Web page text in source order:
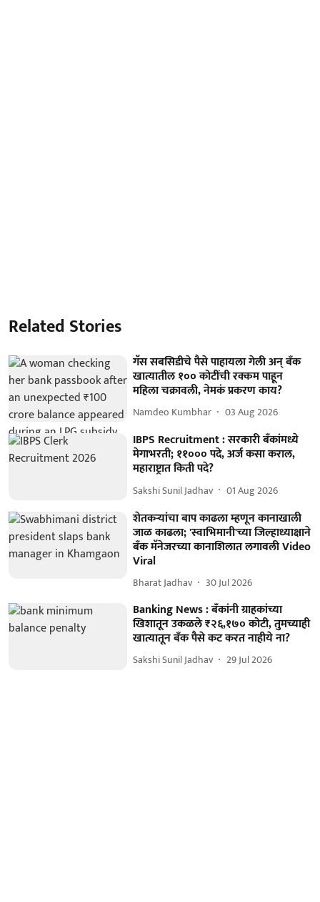
Related Stories
गॅस सबसिडीचे पैसे पाहायला गेली अन् बँक
खात्यातील १०० कोटींची रक्कम पाहून
महिला चक्रावली, नेमकं प्रकरण काय?
Namdeo Kumbhar 03 Aug 2026
IBPS Recruitment : सरकारी बँकांमध्ये
मेगाभरती; ११००० पदे, अर्ज कसा कराल,
महाराष्ट्रात किती पदे?
Sakshi Sunil Jadhav 01 Aug 2026
शेतकऱ्यांचा बाप काढला म्हणून कानाखाली
जाळ काढला; 'स्वाभिमानी'च्या जिल्हाध्याक्षाने
बँक मॅनेजरच्या कानाशिलात लगावली Video
Viral
Bharat Jadhav 30 Jul 2026
Banking News : बँकांनी ग्राहकांच्या
खिशातून उकळले ₹२६,१७० कोटी, तुमच्याही
खात्यातून बँक पैसे कट करत नाहीये ना?
Sakshi Sunil Jadhav 29 Jul 2026